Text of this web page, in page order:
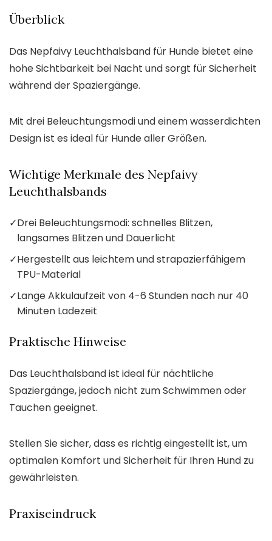
Überblick
Das Nepfaivy Leuchthalsband für Hunde bietet eine
hohe Sichtbarkeit bei Nacht und sorgt für Sicherheit
während der Spaziergänge.
Mit drei Beleuchtungsmodi und einem wasserdichten
Design ist es ideal für Hunde aller Größen.
Wichtige Merkmale des Nepfaivy
Leuchthalsbands
✓Drei Beleuchtungsmodi: schnelles Blitzen,
langsames Blitzen und Dauerlicht
✓Hergestellt aus leichtem und strapazierfähigem
TPU-Material
✓Lange Akkulaufzeit von 4-6 Stunden nach nur 40
Minuten Ladezeit
Praktische Hinweise
Das Leuchthalsband ist ideal für nächtliche
Spaziergänge, jedoch nicht zum Schwimmen oder
Tauchen geeignet.
Stellen Sie sicher, dass es richtig eingestellt ist, um
optimalen Komfort und Sicherheit für Ihren Hund zu
gewährleisten.
Praxiseindruck